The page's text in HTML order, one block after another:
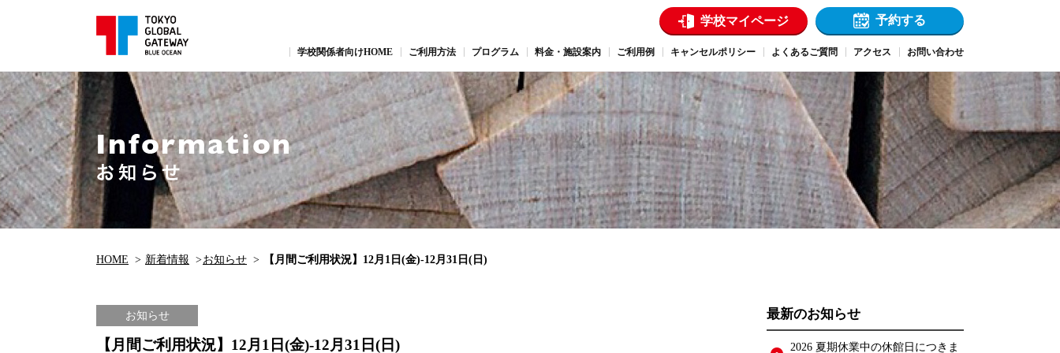
学校マイページ 予約する
学校関係者向けHOME ご利用方法 プログラム 料金・施設案内 ご利用例 キャンセルポリシー よくあるご質問 アクセス お問い合わせ
HOME 新着情報 お知らせ 【月間ご利用状況】12月1日(金)-12月31日(日)
お知らせ
【月間ご利用状況】12月1日(金)-12月31日(日)
最新のお知らせ
2026 夏期休業中の休館日につきま